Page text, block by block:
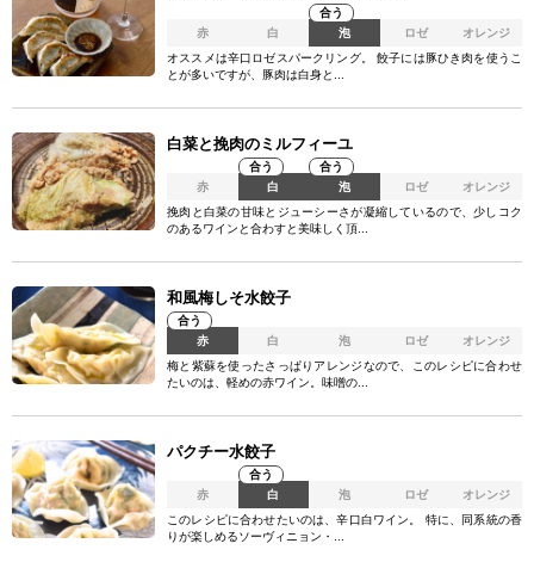
赤 白
合う
泡
ロゼ
オレンジ
オススメは辛口ロゼスパークリング。 餃子には豚ひき肉を使うこ
とが多いですが、豚肉は白身と...
白菜と挽肉のミルフィーユ
赤
合う
白
合う
泡
ロゼ
オレンジ
挽肉と白菜の甘味とジューシーさが凝縮しているので、少しコク
のあるワインと合わすと美味しく頂...
和風梅しそ水餃子
合う
赤
白 泡 ロゼ
オレンジ
梅と紫蘇を使ったさっぱりアレンジなので、このレシピに合わせ
たいのは、軽めの赤ワイン。味噌の...
パクチー水餃子
赤
合う
白
泡 ロゼ
オレンジ
このレシピに合わせたいのは、辛口白ワイン。 特に、同系統の香
りが楽しめるソーヴィニョン・...